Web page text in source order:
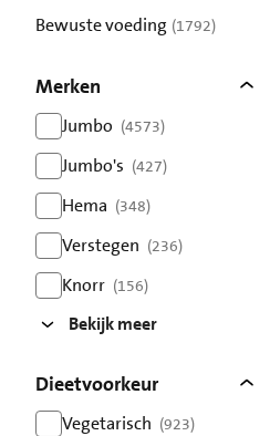
Bewuste voeding (1792)
Merken
Jumbo (4573)
resultaten
Jumbo's (427)
resultaten
Hema (348)
resultaten
Verstegen (236)
resultaten
Knorr (156)
Bekijk meer
Dieetvoorkeur
Vegetarisch (923)